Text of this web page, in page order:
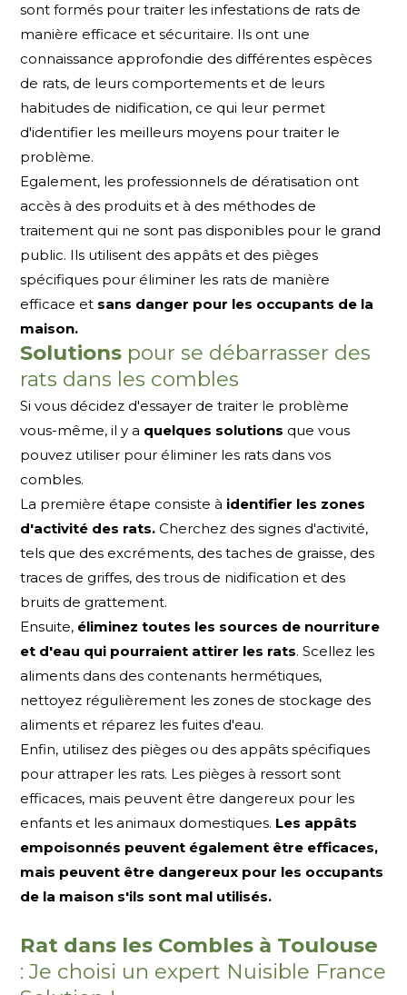
sont formés pour traiter les infestations de rats de
manière efficace et sécuritaire. Ils ont une
connaissance approfondie des différentes espèces
de rats, de leurs comportements et de leurs
habitudes de nidification, ce qui leur permet
d'identifier les meilleurs moyens pour traiter le
problème.
Egalement, les professionnels de dératisation ont
accès à des produits et à des méthodes de
traitement qui ne sont pas disponibles pour le grand
public. Ils utilisent des appâts et des pièges
spécifiques pour éliminer les rats de manière
efficace et sans danger pour les occupants de la
maison.
Solutions pour se débarrasser des
rats dans les combles
Si vous décidez d'essayer de traiter le problème
vous-même, il y a quelques solutions que vous
pouvez utiliser pour éliminer les rats dans vos
combles.
La première étape consiste à identifier les zones
d'activité des rats. Cherchez des signes d'activité,
tels que des excréments, des taches de graisse, des
traces de griffes, des trous de nidification et des
bruits de grattement.
Ensuite, éliminez toutes les sources de nourriture
et d'eau qui pourraient attirer les rats. Scellez les
aliments dans des contenants hermétiques,
nettoyez régulièrement les zones de stockage des
aliments et réparez les fuites d'eau.
Enfin, utilisez des pièges ou des appâts spécifiques
pour attraper les rats. Les pièges à ressort sont
efficaces, mais peuvent être dangereux pour les
enfants et les animaux domestiques. Les appâts
empoisonnés peuvent également être efficaces,
mais peuvent être dangereux pour les occupants
de la maison s'ils sont mal utilisés.
Rat dans les Combles à Toulouse
: Je choisi un expert Nuisible France